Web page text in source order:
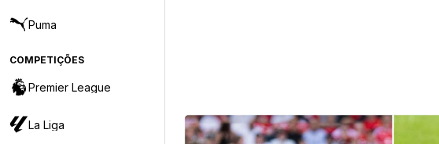
Puma
COMPETIÇÕES
Premier League
La Liga